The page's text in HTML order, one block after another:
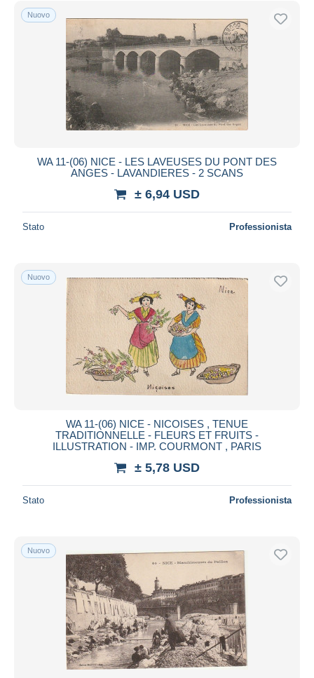
Nuovo
WA 11-(06) NICE - LES LAVEUSES DU PONT DES
ANGES - LAVANDIERES - 2 SCANS
± 6,94 USD
Stato Professionista
Nuovo
WA 11-(06) NICE - NICOISES , TENUE
TRADITIONNELLE - FLEURS ET FRUITS -
ILLUSTRATION - IMP. COURMONT , PARIS
± 5,78 USD
Stato Professionista
Nuovo